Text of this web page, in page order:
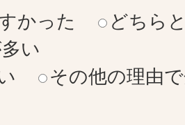
かった
どちら
い
その他の理由